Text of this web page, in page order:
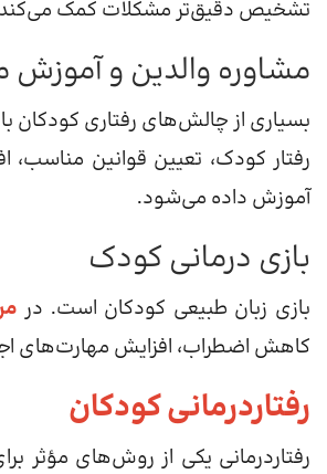
تشخیص دقیق‌تر مشکلات کمک
مشاوره والدین و آموزش
بسیاری از چالش‌های رفتاری کودکان
رفتار کودک، تعیین قوانین مناسب،
آموزش داده می‌شود.
بازی درمانی کودک
بازی زبان طبیعی کودکان است. در
کاهش اضطراب، افزایش مهارت‌های
رفتاردرمانی کودکان
رفتاردرمانی یکی از روش‌های مؤثر